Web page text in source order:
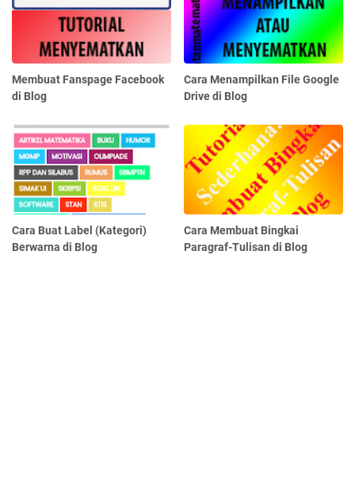
Membuat Fanspage Facebook
di Blog
Cara Menampilkan File Google
Drive di Blog
Cara Buat Label (Kategori)
Berwarna di Blog
Cara Membuat Bingkai
Paragraf-Tulisan di Blog